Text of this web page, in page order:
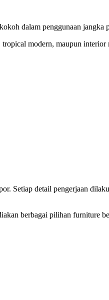
dalam penggunaan jangka
modern, maupun interior
Setiap detail pengerjaan
berbagai pilihan furniture